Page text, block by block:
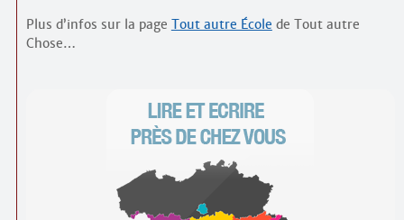
Plus d’infos sur la page Tout autre École de Tout autre
Chose…